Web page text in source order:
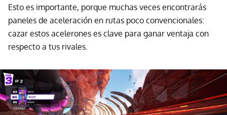
Esto es importante, porque muchas veces encontrarás
paneles de aceleración en rutas poco convencionales:
cazar estos acelerones es clave para ganar ventaja con
respecto a tus rivales.